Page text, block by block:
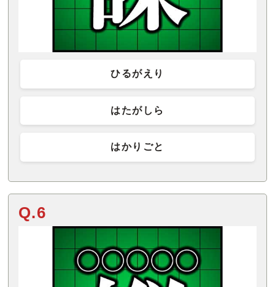
ひるがえり
はたがしら
はかりごと
Q.6